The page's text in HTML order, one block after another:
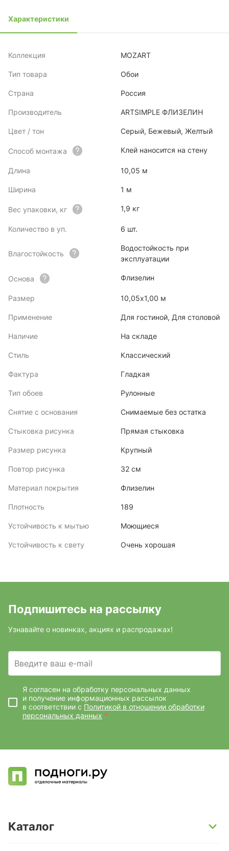
Характеристики
Коллекция MOZART
Тип товара Обои
Страна Россия
Производитель ARTSIMPLE ФЛИЗЕЛИН
Цвет / тон Серый, Бежевый, Желтый
Способ монтажа Клей наносится на стену
Длина 10,05 м
Ширина 1 м
Вес упаковки, кг 1,9 кг
Количество в уп. 6 шт.
Влагостойкость
Водостойкость при
эксплуатации
Основа Флизелин
Размер 10,05х1,00 м
Применение Для гостиной, Для столовой
Наличие На складе
Стиль Классический
Фактура Гладкая
Тип обоев Рулонные
Снятие с основания Снимаемые без остатка
Стыковка рисунка Прямая стыковка
Размер рисунка Крупный
Повтор рисунка 32 см
Материал покрытия Флизелин
Плотность 189
Устойчивость к мытью Моющиеся
Устойчивость к свету Очень хорошая
Подпишитесь на рассылку
Узнавайте о новинках, акциях и распродажах!
Введите ваш e-mail
Я согласен на обработку персональных данных
и получение информационных рассылок
в соответствии с Политикой в отношении обработки
персональных данных *
Каталог